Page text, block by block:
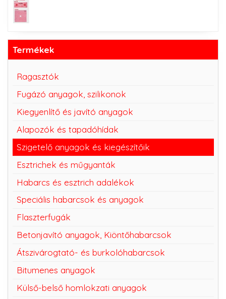
Termékek
Ragasztók
Fugázó anyagok, szilikonok
Kiegyenlítő és javító anyagok
Alapozók és tapadóhídak
Szigetelő anyagok és kiegészítőik
Esztrichek és műgyanták
Habarcs és esztrich adalékok
Speciális habarcsok és anyagok
Flaszterfugák
Betonjavító anyagok, Kiöntőhabarcsok
Átszivárogtató- és burkolóhabarcsok
Bitumenes anyagok
Külső-belső homlokzati anyagok